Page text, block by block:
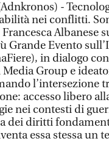
-
nei conflitti.
Albanese
Grande Evento
in dialogo
Media Group e
l’intersezione
accesso libero
nei contesti di
dei diritti
essa stessa un